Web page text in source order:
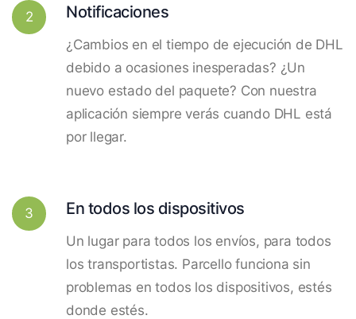
2 Notificaciones
¿Cambios en el tiempo de ejecución de DHL
debido a ocasiones inesperadas? ¿Un
nuevo estado del paquete? Con nuestra
aplicación siempre verás cuando DHL está
por llegar.
3 En todos los dispositivos
Un lugar para todos los envíos, para todos
los transportistas. Parcello funciona sin
problemas en todos los dispositivos, estés
donde estés.